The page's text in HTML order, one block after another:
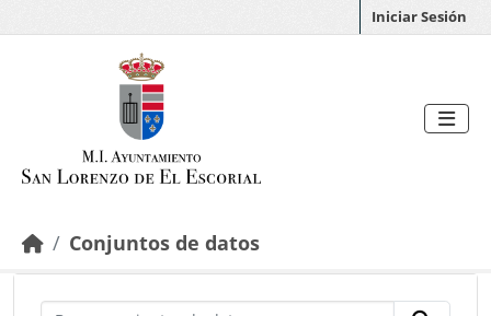
Iniciar Sesión
Conjuntos de datos